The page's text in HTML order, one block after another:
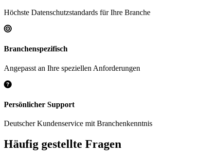
Höchste Datenschutzstandards für Ihre Branche
Branchenspezifisch
Angepasst an Ihre speziellen Anforderungen
Persönlicher Support
Deutscher Kundenservice mit Branchenkenntnis
Häufig gestellte Fragen